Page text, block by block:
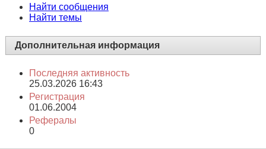
Найти сообщения
Найти темы
Дополнительная информация
Последняя активность
25.03.2026 16:43
Регистрация
01.06.2004
Рефералы
0